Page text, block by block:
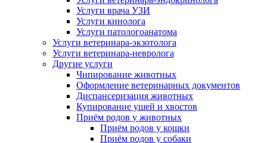
Услуги врача УЗИ
Услуги кинолога
Услуги патологоанатома
Услуги ветеринара-экзотолога
Услуги ветеринара-невролога
Другие услуги
Чипирование животных
Оформление ветеринарных документов
Диспансеризация животных
Купирование ушей и хвостов
Приём родов у животных
Приём родов у кошки
Приём родов у собаки